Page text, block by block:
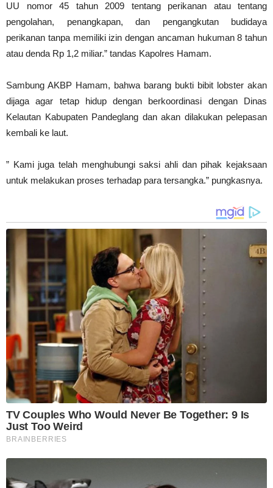
UU nomor 45 tahun 2009 tentang perikanan atau tentang
pengolahan, penangkapan, dan pengangkutan budidaya
perikanan tanpa memiliki izin dengan ancaman hukuman 8 tahun
atau denda Rp 1,2 miliar.” tandas Kapolres Hamam.
Sambung AKBP Hamam, bahwa barang bukti bibit lobster akan
dijaga agar tetap hidup dengan berkoordinasi dengan Dinas
Kelautan Kabupaten Pandeglang dan akan dilakukan pelepasan
kembali ke laut.
” Kami juga telah menghubungi saksi ahli dan pihak kejaksaan
untuk melakukan proses terhadap para tersangka.” pungkasnya.